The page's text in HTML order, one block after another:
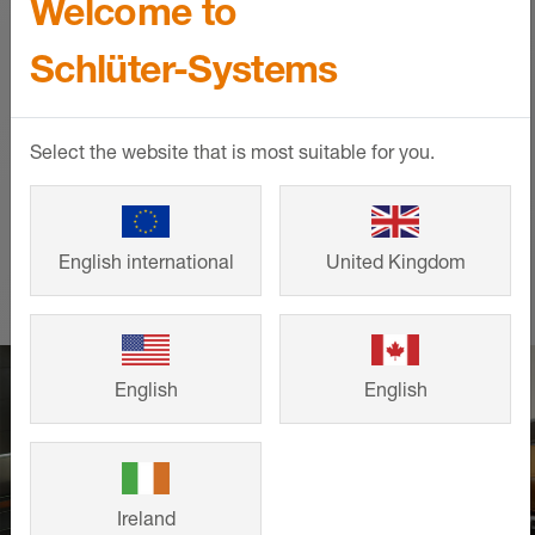
Schlüter-Systems intelligens megoldásai
élettartamot garantálnak. Merítsen ihletet
projektjeiből saját elképzeléseihez.
BŐVEBBEN
Welcome to
Schlüter-Systems
Select the website that is most suitable for you.
English international United Kingdom
English English
Ireland